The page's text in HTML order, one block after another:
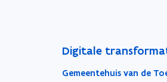
Digitale
Gemeentehuis van de